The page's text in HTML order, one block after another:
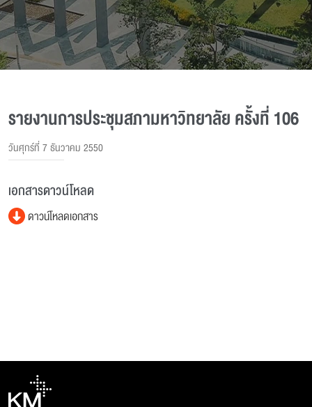
รายงานการประชุมสภามหาวิทยาลัย ครั้งที่ 106
วันศุกร์ที่ 7 ธันวาคม 2550
เอกสารดาวน์โหลด
ดาวน์โหลดเอกสาร